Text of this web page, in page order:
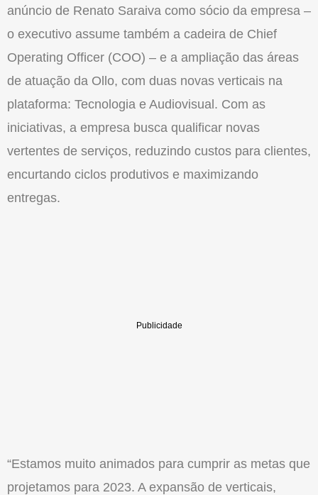
anúncio de Renato Saraiva como sócio da empresa –
o executivo assume também a cadeira de Chief
Operating Officer (COO) – e a ampliação das áreas
de atuação da Ollo, com duas novas verticais na
plataforma: Tecnologia e Audiovisual. Com as
iniciativas, a empresa busca qualificar novas
vertentes de serviços, reduzindo custos para clientes,
encurtando ciclos produtivos e maximizando
entregas.
“Estamos muito animados para cumprir as metas que
projetamos para 2023. A expansão de verticais,